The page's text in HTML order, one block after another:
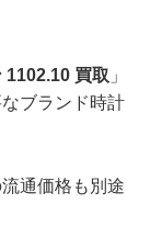
1102.10 買取 」
ブランド時計
通価格も別途